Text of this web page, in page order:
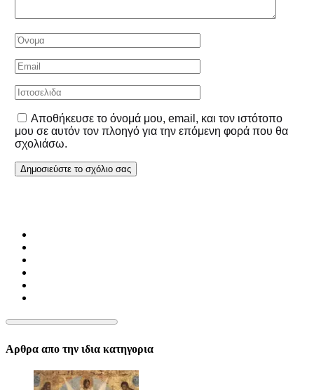
Αποθήκευσε το όνομά μου, email, και τον ιστότοπο
μου σε αυτόν τον πλοηγό για την επόμενη φορά που θα
σχολιάσω.
Αρθρα απο την ιδια κατηγορια